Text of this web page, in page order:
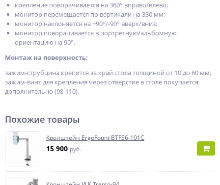
крепление поворачивается на 360° вправо/влево;
монитор перемещается по вертикали на 330 мм;
монитор наклоняется на +90°/-90° вверх/вниз;
монитор поворачивается в портретную/альбомную
ориентацию на 90°.
Монтаж на поверхность:
зажим-струбцина крепится за край стола толщиной от 10 до 60 мм;
зажим-винт для крепления через отверстие в столе покупается
дополнительно (98-110).
Похожие товары
Кронштейн ErgoFount BTFS6-101C
15 900 руб.